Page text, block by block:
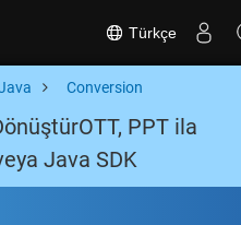
Türkçe
Conversion
PPT ila
Java SDK